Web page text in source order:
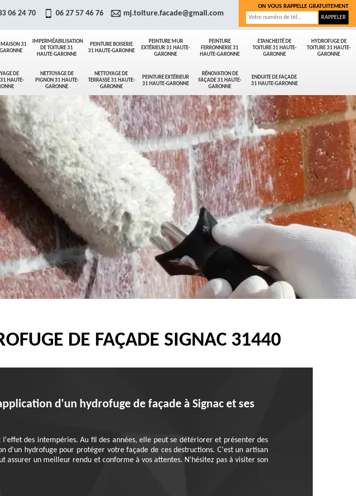
MAISON 31
IMPERMÉABILISATION
DE TOITURE 31
HAUTE-GARONNE
PEINTURE BOISERIE
31 HAUTE-GARONNE
PEINTURE MUR
EXTÉRIEUR 31 HAUTE-
GARONNE
PEINTURE
FERRONNERIE 31
HAUTE-GARONNE
ETANCHEITÉ DE
TOITURE 31 HAUTE-
GARONNE
HYDROFUGE DE
TOITURE 31 HAUTE-
GARONNE
DE
31 HAUTE-
NETTOYAGE DE
PIGNON 31 HAUTE-
GARONNE
NETTOYAGE DE
TERRASSE 31 HAUTE-
GARONNE
PEINTURE EXTÉRIEUR
31 HAUTE-GARONNE
RÉNOVATION DE
FAÇADE 31 HAUTE-
GARONNE
ENDUITE DE FAÇADE
31 HAUTE-GARONNE
06 24 70 06 27 57 46 76 mj.toiture.facade@gmail.com
ON VOUS RAPPELLE GRATUITEMENT
DE FAÇADE SIGNAC 31440
d'un hydrofuge de façade à Signac et ses
des intempéries. Au fil des années, elle peut se détériorer et présenter des
d'un hydrofuge pour protéger votre façade de ces destructions. C'est un artisan
un meilleur rendu et conforme à vos attentes. N'hésitez pas à visiter son